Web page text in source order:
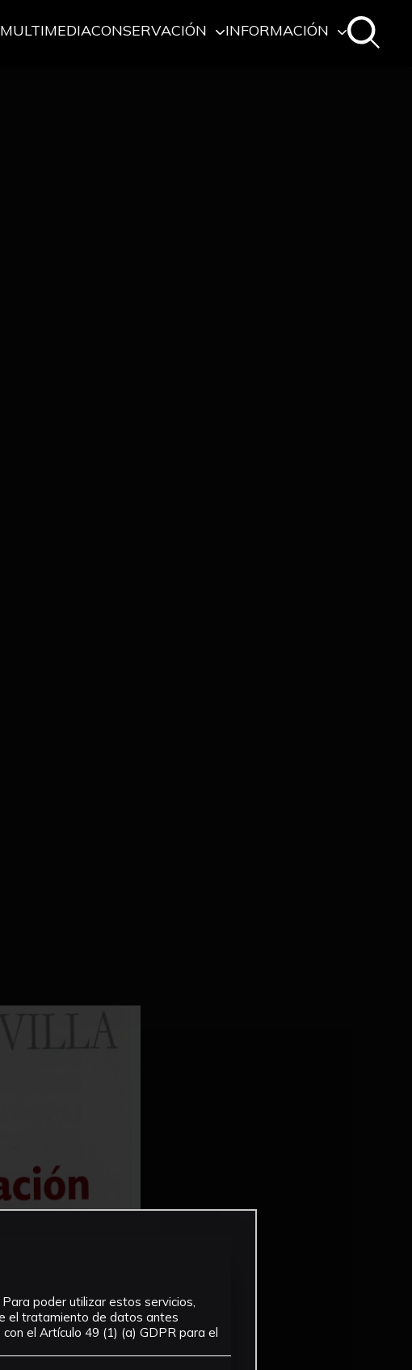
MULTIMEDIACONSERVACIÓN INFORMACIÓN
poder utilizar estos servicios,
el tratamiento de datos antes
el Artículo 49 (1) (a) GDPR para el